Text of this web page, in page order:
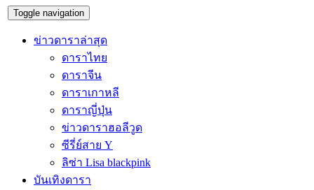
Toggle navigation
ข่าวดาราล่าสุด
ดาราไทย
ดาราจีน
ดาราเกาหลี
ดาราญี่ปุ่น
ข่าวดาราฮอลีวูด
ซีรี่ย์สาย Y
ลิซ่า Lisa blackpink
บันเทิงดารา